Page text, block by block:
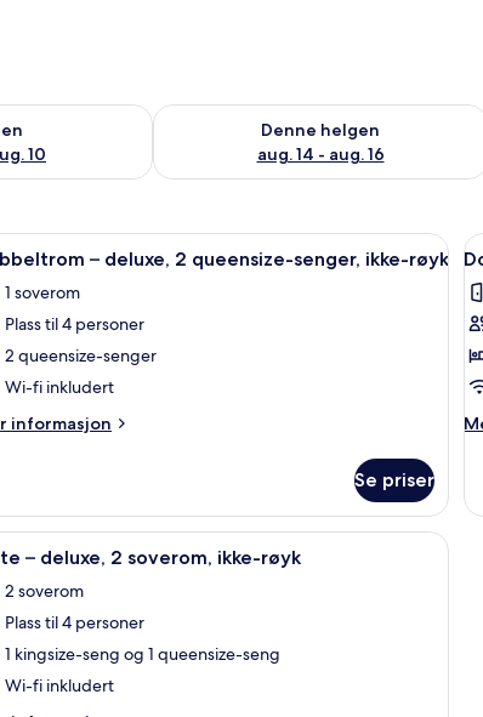
10
i morgen, aug. 9 - aug. 10
Denne helgen
aug. 14 - aug. 16
Sjekk tilgjengelighet for denne helgen,
| Wi-fi (inkludert) og sengetøyDobbeltrom – deluxe, 2 queensize-
– deluxe, 2 queensize-senger, ikke-røyk
1 soverom
Plass til 4 personer
2 queensize-senger
Wi-fi inkludert
informasjon
Se priser
–
1
–
fi (inkludert) og sengetøy Suite – deluxe, 2 soverom, ikke-røyk
– deluxe, 2 soverom, ikke-røyk
2 soverom
Plass til 4 personer
1 kingsize-seng og 1 queensize-seng
Wi-fi inkludert